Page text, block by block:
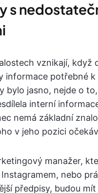
s
vznikají, když
informace potřebné
bylo jasno, nejde o
interní
nemá základní
v jeho pozici
manažer,
nebo
předpisy, budou